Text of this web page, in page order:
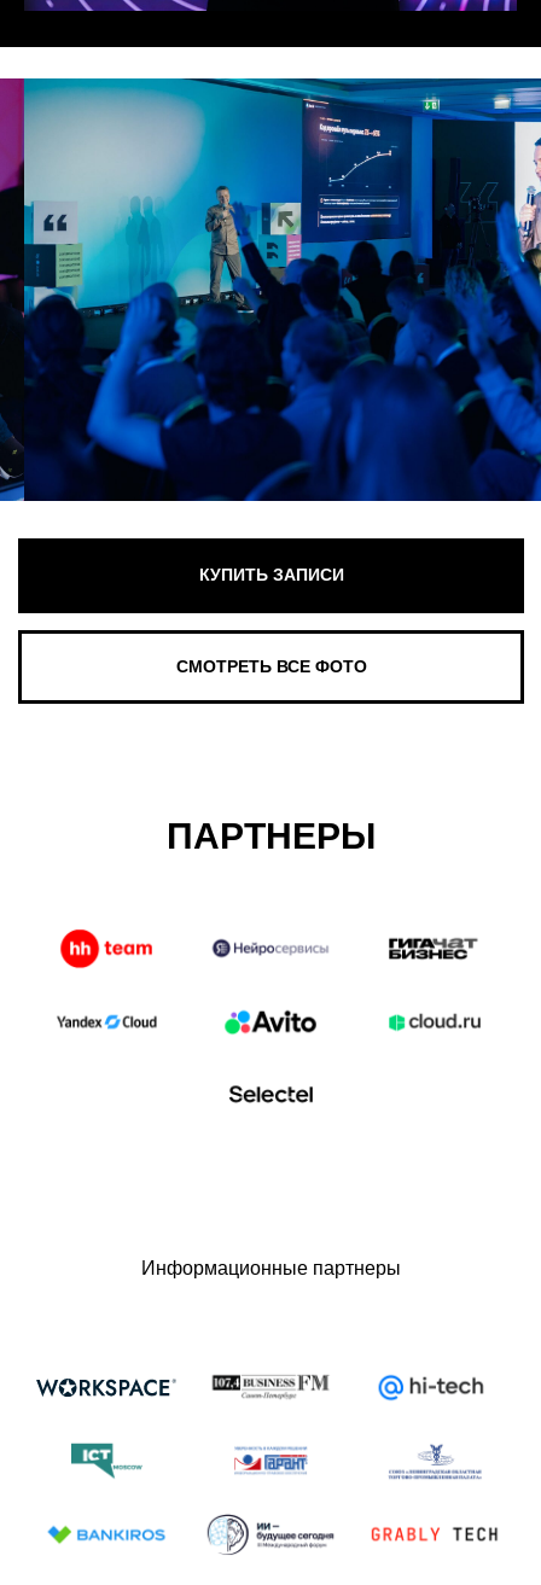
ПАРТНЕРЫ
Информационные партнеры